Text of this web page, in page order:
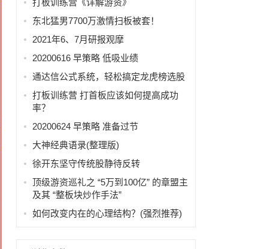
打板训练营《详解游资》
东北猛男7700万激情扫板被套！
2021年6、7月研报观摩
20200616 早策略 低吸业绩
通达信公式系统，轻松搞定龙虎榜选股
打板训练营 打首板应该如何提高成功
率？
20200624 早策略 准备过节
大神经典语录(整理版)
徐开东坚守传统股静待反转
顶级游资巡礼之 “5万到100亿” 的章盟主
及其 “整板块炒作手法”
如何改变内在的心理结构？(强烈推荐)